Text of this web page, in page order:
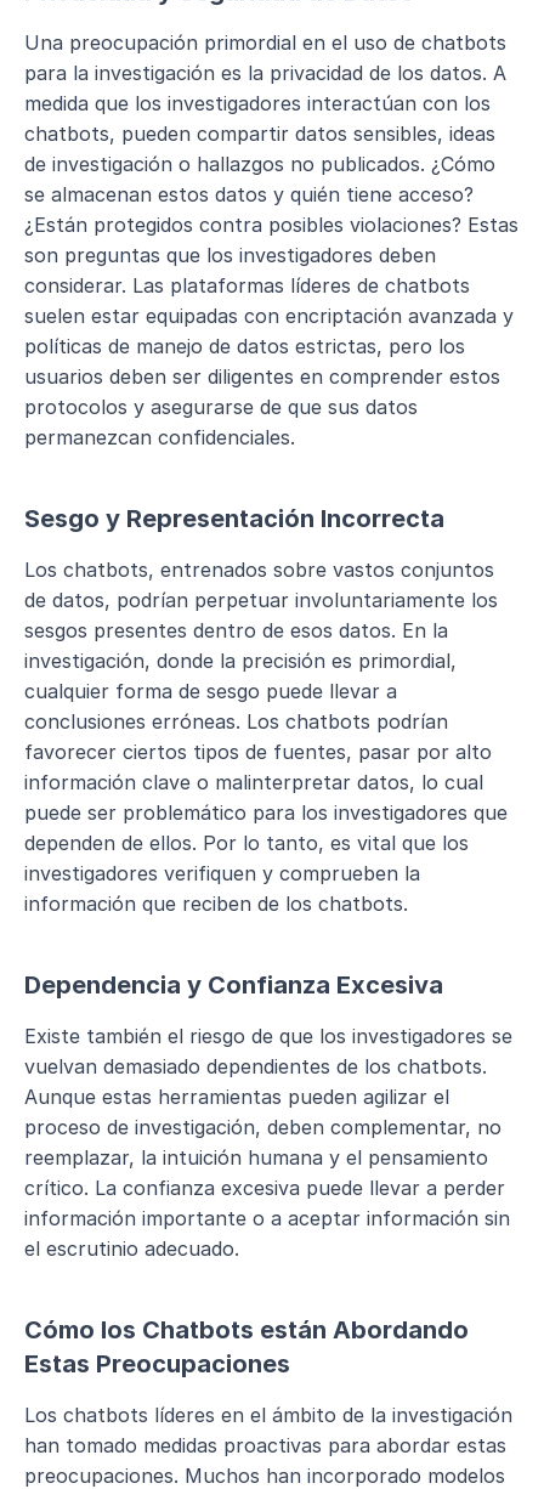
Una preocupación primordial en el uso de chatbots
para la investigación es la privacidad de los datos. A
medida que los investigadores interactúan con los
chatbots, pueden compartir datos sensibles, ideas
de investigación o hallazgos no publicados. ¿Cómo
se almacenan estos datos y quién tiene acceso?
¿Están protegidos contra posibles violaciones? Estas
son preguntas que los investigadores deben
considerar. Las plataformas líderes de chatbots
suelen estar equipadas con encriptación avanzada y
políticas de manejo de datos estrictas, pero los
usuarios deben ser diligentes en comprender estos
protocolos y asegurarse de que sus datos
permanezcan confidenciales.
Sesgo y Representación Incorrecta
Los chatbots, entrenados sobre vastos conjuntos
de datos, podrían perpetuar involuntariamente los
sesgos presentes dentro de esos datos. En la
investigación, donde la precisión es primordial,
cualquier forma de sesgo puede llevar a
conclusiones erróneas. Los chatbots podrían
favorecer ciertos tipos de fuentes, pasar por alto
información clave o malinterpretar datos, lo cual
puede ser problemático para los investigadores que
dependen de ellos. Por lo tanto, es vital que los
investigadores verifiquen y comprueben la
información que reciben de los chatbots.
Dependencia y Confianza Excesiva
Existe también el riesgo de que los investigadores se
vuelvan demasiado dependientes de los chatbots.
Aunque estas herramientas pueden agilizar el
proceso de investigación, deben complementar, no
reemplazar, la intuición humana y el pensamiento
crítico. La confianza excesiva puede llevar a perder
información importante o a aceptar información sin
el escrutinio adecuado.
Cómo los Chatbots están Abordando
Estas Preocupaciones
Los chatbots líderes en el ámbito de la investigación
han tomado medidas proactivas para abordar estas
preocupaciones. Muchos han incorporado modelos